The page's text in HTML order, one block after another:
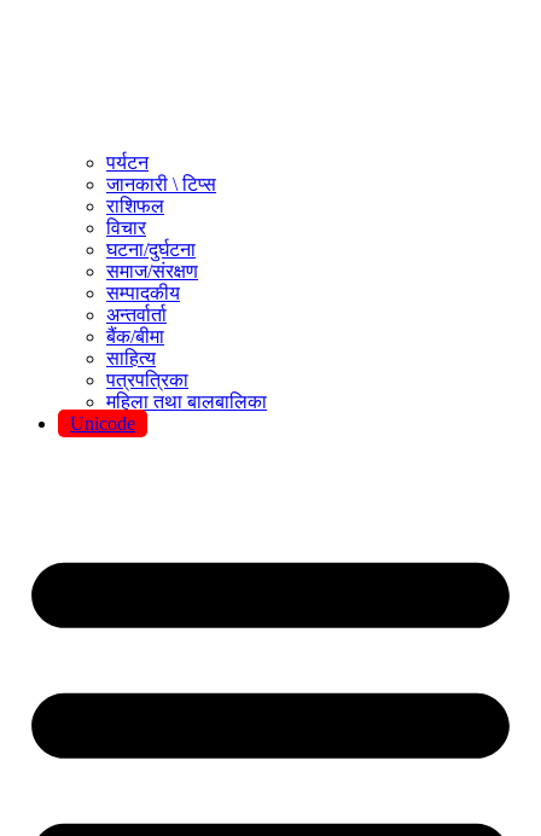
पर्यटन
जानकारी \ टिप्स
राशिफल
विचार
घटना/दुर्घटना
समाज/संरक्षण
सम्पादकीय
अन्तर्वार्ता
बैंक/बीमा
साहित्य
पत्रपत्रिका
महिला तथा बालबालिका
Unicode